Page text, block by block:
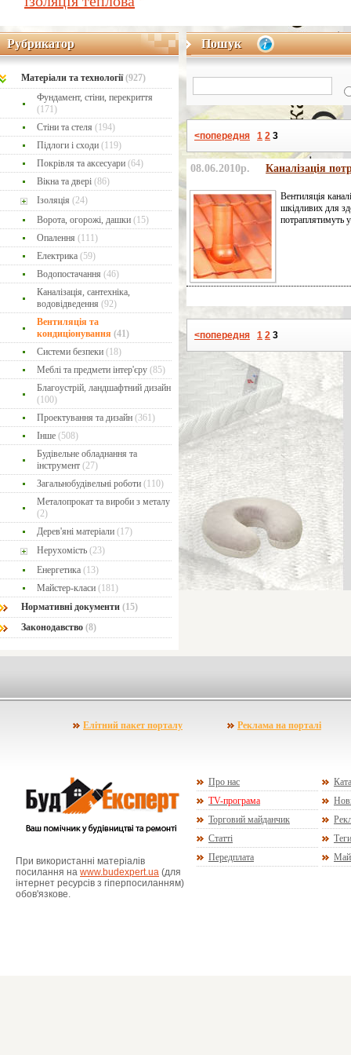
Рубрикатор
Рубрикатор
Матеріaли та технології(927)
Фундамент, стіни, перекриття
(171)
Стіни та стеля (194)
Підлоги і сходи (119)
Покрівля та аксесуари (64)
Вікна та двері (86)
Ізоляція (24)
Ворота, огорожі, дашки (15)
Опалення (111)
Електрика (59)
Водопостачання (46)
Каналізація, сантехніка,
водовідведення (92)
Вентиляція та
кондиціонування (41)
Системи безпеки (18)
Меблі та предмети інтер'єру (85)
Благоустрій, ландшафтний дизайн
(100)
Проектування та дизайн (361)
Інше (508)
Будівельне обладнання та
інструмент (27)
Загальнобудівельні роботи (110)
Металопрокат та вироби з металу
(2)
Дерев'яні матеріали (17)
Нерухомість (23)
Енергетика (13)
Майстер-класи (181)
Нормативні документи (15)
Законодавство (8)
Пошук
Пошук
<попередня 1 2 3
08.06.2010р. Каналізація
Вентиляція
шкідливих для
потраплятимуть
<попередня 1 2 3
Елітний пакет порталу Реклама на порталі
При використанні матеріалів
посилання на www.budexpert.ua (для
інтернет ресурсів з гіперпосиланням)
обов'язкове.
Про нас
TV-програма
Торговий майданчик
Статті
Теги
Передплата